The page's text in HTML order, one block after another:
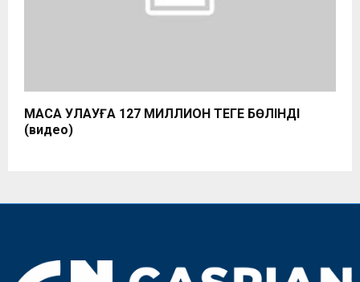
МАСА УЛАУҒА 127 МИЛЛИОН ТЕҢГЕ БӨЛІНДІ
(видео)